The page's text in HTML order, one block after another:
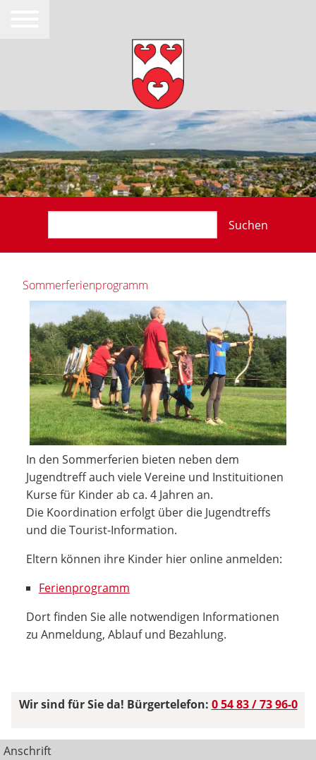
Suchen
Sommerferienprogramm
In den Sommerferien bieten neben dem
Jugendtreff auch viele Vereine und Instituitionen
Kurse für Kinder ab ca. 4 Jahren an.
Die Koordination erfolgt über die Jugendtreffs
und die Tourist-Information.
Eltern können ihre Kinder hier online anmelden:
Ferienprogramm
Dort finden Sie alle notwendigen Informationen
zu Anmeldung, Ablauf und Bezahlung.
Wir sind für Sie da! Bürgertelefon: 0 54 83 / 73 96-0
Anschrift